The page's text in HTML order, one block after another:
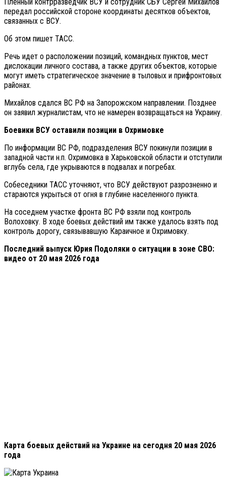
передал российской стороне координаты десятков объектов,
связанных с ВСУ.
Об этом пишет ТАСС.
Речь идет о расположении позиций, командных пунктов, мест
дислокации личного состава, а также других объектов, которые
могут иметь стратегическое значение в тыловых и прифронтовых
районах.
Михайлов сдался ВС РФ на Запорожском направлении. Позднее
он заявил журналистам, что не намерен возвращаться на Украину.
Боевики ВСУ оставили позиции в Охримовке
По информации ВС РФ, подразделения ВСУ покинули позиции в
западной части н.п. Охримовка в Харьковской области и отступили
вглубь села, где укрываются в подвалах и погребах.
Собеседники ТАСС уточняют, что ВСУ действуют разрозненно и
стараются укрыться от огня в глубине населенного пункта.
На соседнем участке фронта ВС РФ взяли под контроль
Волоховку. В ходе боевых действий им также удалось взять под
контроль дорогу, связывавшую Караичное и Охримовку.
Последний выпуск Юрия Подоляки о ситуации в зоне СВО:
видео от 20 мая 2026 года
Карта боевых действий на Украине на сегодня 20 мая 2026
года